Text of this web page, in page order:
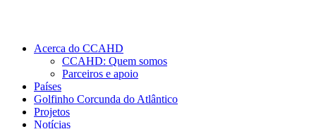
Acerca do CCAHD
CCAHD: Quem somos
Parceiros e apoio
Países
Golfinho Corcunda do Atlântico
Projetos
Notícias